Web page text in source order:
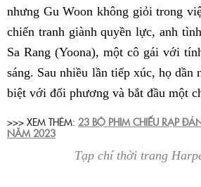
nhưng Gu Woon không giỏi trong
chiến tranh giành quyền lực, anh
Sa Rang (Yoona), một cô gái với
sáng. Sau nhiều lần tiếp xúc, họ dần
biệt với đối phương và bắt đầu một
>>> XEM THÊM: 23 BỘ PHIM CHIẾU RẠP
NĂM 2023
Tạp chí thời trang